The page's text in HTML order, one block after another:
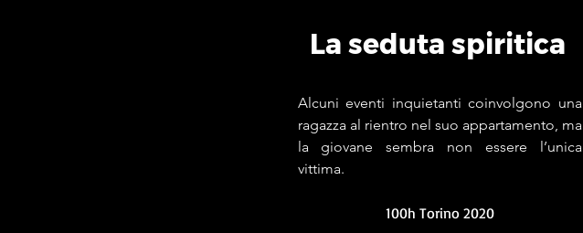
La seduta spiritica
Alcuni eventi inquietanti coinvolgono una
ragazza al rientro nel suo appartamento, ma
la giovane sembra non essere l’unica
vittima.
100h Torino 2020